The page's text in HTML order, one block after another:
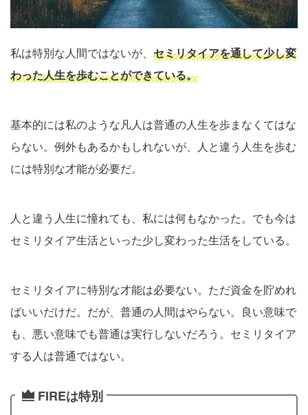
私は特別な人間ではないが、 セミリタイアを通して少し変
わった人生を歩むことができている。
基本的には私のような凡人は普通の人生を歩まなくてはな
らない。例外もあるかもしれないが、人と違う人生を歩む
には特別な才能が必要だ。
人と違う人生に憧れても、私には何もなかった。でも今は
セミリタイア生活といった少し変わった生活をしている。
セミリタイアに特別な才能は必要ない。ただ資金を貯めれ
ばいいだけだ。だが、普通の人間はやらない。良い意味で
も、悪い意味でも普通は実行しないだろう。セミリタイア
する人は普通ではない。
FIREは特別